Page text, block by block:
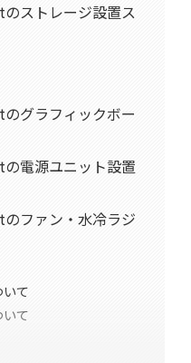
ストレージ設置ス
グラフィックボー
電源ユニット設置
ファン・水冷ラジ
て
て